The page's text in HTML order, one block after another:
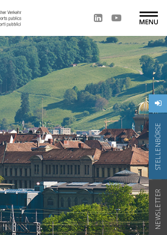
STELLENBÖRSE
NEWSLETTER